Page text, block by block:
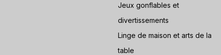
Jeux gonflables et
divertissements
Linge de maison et arts de la
table